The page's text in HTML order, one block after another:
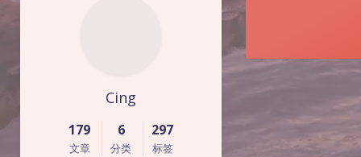
Cing
179
文章
6
分类
297
标签